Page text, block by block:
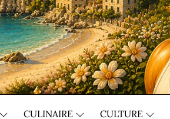
CULINAIRE CULTURE